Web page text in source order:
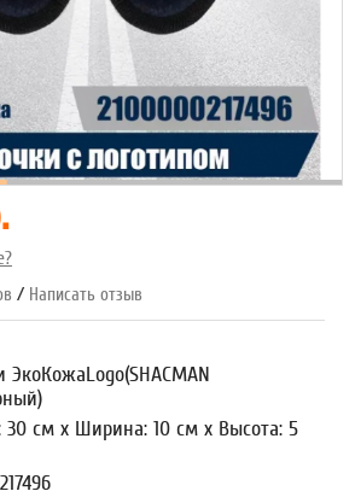
/ Написать отзыв
ЭкоКожаLogo(SHACMAN
30 см x Ширина: 10 см x Высота: 5